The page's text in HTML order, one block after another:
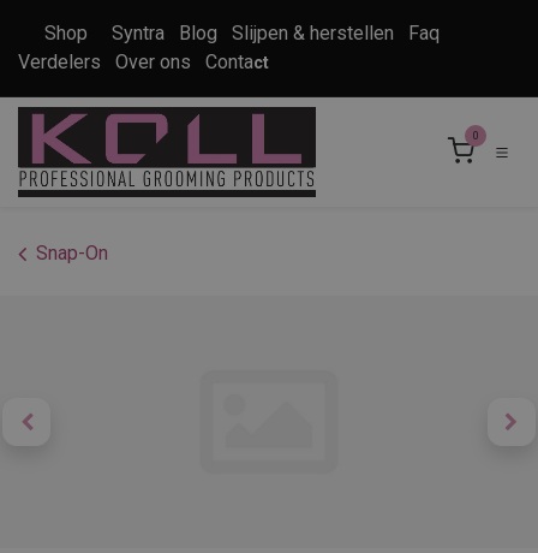
Shop Syntra Blog Slijpen & herstellen
Faq
Verdelers
Over ons Contact
0
Snap-On